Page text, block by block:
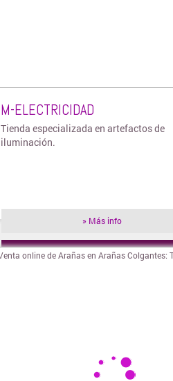
M-ELECTRICIDAD
Tienda especializada en artefactos de
iluminación.
» Más info
» Visitar tienda